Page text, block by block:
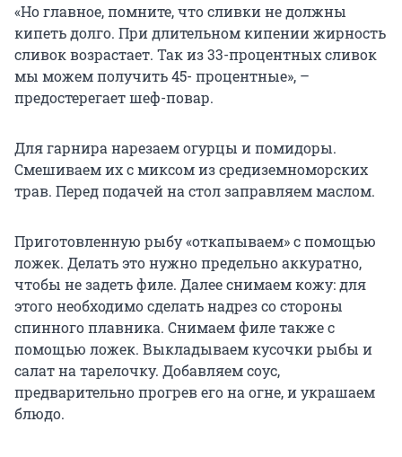
«Но главное, помните, что сливки не должны
кипеть долго. При длительном кипении жирность
сливок возрастает. Так из 33-процентных сливок
мы можем получить 45- процентные», –
предостерегает шеф-повар.
Для гарнира нарезаем огурцы и помидоры.
Смешиваем их с миксом из средиземноморских
трав. Перед подачей на стол заправляем маслом.
Приготовленную рыбу «откапываем» с помощью
ложек. Делать это нужно предельно аккуратно,
чтобы не задеть филе. Далее снимаем кожу: для
этого необходимо сделать надрез со стороны
спинного плавника. Снимаем филе также с
помощью ложек. Выкладываем кусочки рыбы и
салат на тарелочку. Добавляем соус,
предварительно прогрев его на огне, и украшаем
блюдо.